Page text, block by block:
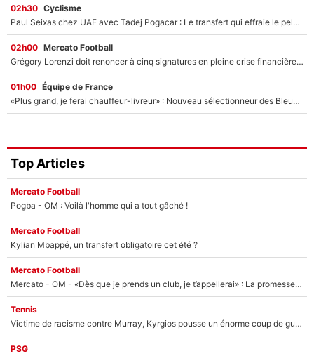
02h30 Cyclisme
Paul Seixas chez UAE avec Tadej Pogacar : Le transfert qui effraie le peloton, «c’est la pire des choses qui puisse arriver»
02h00 Mercato Football
Grégory Lorenzi doit renoncer à cinq signatures en pleine crise financière : L’IA propose sept noms à l’OM pour un mercato réussi... à seulement 5M€ !
01h00 Équipe de France
«Plus grand, je ferai chauffeur-livreur» : Nouveau sélectionneur des Bleus, Zinédine Zidane s’était imaginé un avenir très différent lorsqu'il était enfant
Top Articles
Mercato Football
Pogba - OM : Voilà l'homme qui a tout gâché !
Mercato Football
Kylian Mbappé, un transfert obligatoire cet été ?
Mercato Football
Mercato - OM - «Dès que je prends un club, je t’appellerai» : La promesse de Marcelino au moment de claquer la porte
Tennis
Victime de racisme contre Murray, Kyrgios pousse un énorme coup de gueule !
PSG